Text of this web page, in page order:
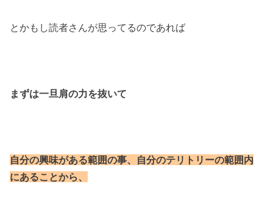
とかもし読者さんが思ってるのであれば
まずは一旦肩の力を抜いて
自分の興味がある範囲の事、 自分のテリトリーの範囲内
にあることから、